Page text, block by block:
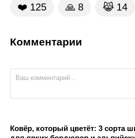
❤️ 125 🙏 8 😹 14
Комментарии
Ковёр, который цветёт: 3 сорта